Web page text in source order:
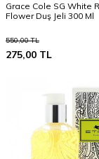
Grace Cole SG White
Flower Duş Jeli 300 Ml
550,00TL
275,00 TL